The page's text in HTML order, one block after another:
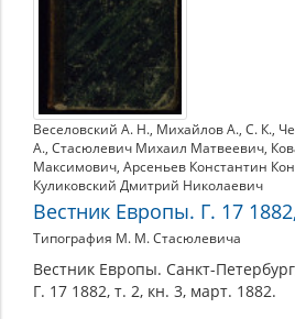
Веселовский А. Н., Михайлов А., С. К.,
А., Стасюлевич Михаил Матвеевич,
Максимович, Арсеньев Константин
Куликовский Дмитрий Николаевич
Вестник Европы. Г. 17
Типография М. М. Стасюлевича
Вестник Европы. Санкт-
Г. 17 1882, т. 2, кн. 3, март. 1882.